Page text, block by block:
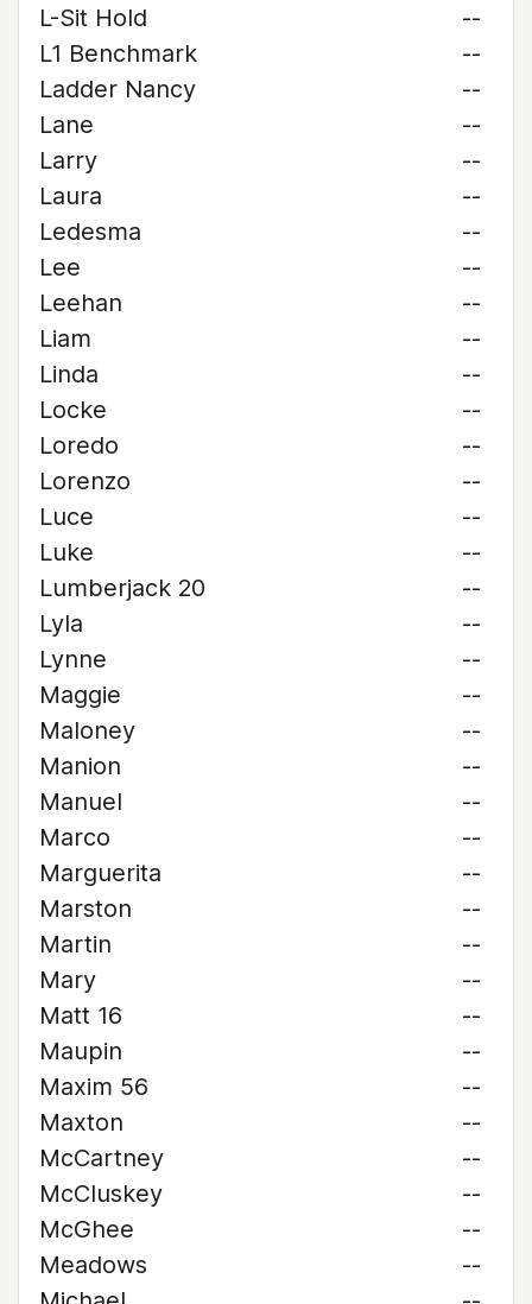
L-Sit Hold
--
L1 Benchmark
--
Ladder Nancy
--
Lane
--
Larry
--
Laura
--
Ledesma
--
Lee
--
Leehan
--
Liam
--
Linda
--
Locke
--
Loredo
--
Lorenzo
--
Luce
--
Luke
--
Lumberjack 20
--
Lyla
--
Lynne
--
Maggie
--
Maloney
--
Manion
--
Manuel
--
Marco
--
Marguerita
--
Marston
--
Martin
--
Mary
--
Matt 16
--
Maupin
--
Maxim 56
--
Maxton
--
McCartney
--
McCluskey
--
McGhee
--
Meadows
--